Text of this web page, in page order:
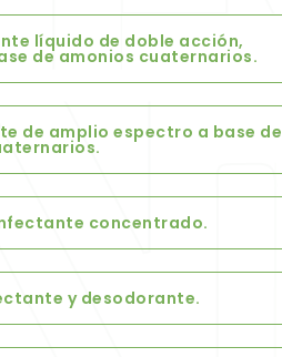
líquido de doble acción,
de amonios cuaternarios.
de amplio espectro a base de
concentrado.
y desodorante.